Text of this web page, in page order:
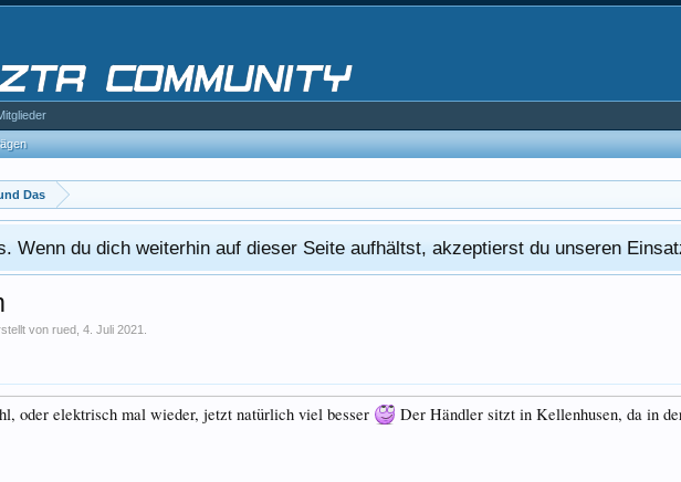
Das
Wenn du dich weiterhin auf dieser Seite aufhältst, akzeptierst du unseren
vonrued ,4. Juli 2021
oder elektrisch mal wieder, jetzt natürlich viel besser
Der Händler sitzt in Kellenhusen, da in